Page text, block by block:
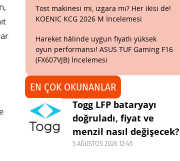
Tost makinesi mi, ızgara mı? Her ikisi de!
KOENIC KCG 2026 M İncelemesi
Hareket hâlinde uygun fiyatlı yüksek
oyun performansı! ASUS TUF Gaming F16
(FX607VJB) İncelemesi
EN ÇOK OKUNANLAR
Togg LFP bataryayı
doğruladı, fiyat ve
menzil nasıl değişecek?
5 AĞUSTOS 2026 12:45